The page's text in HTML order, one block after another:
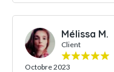
Mélissa M.
Client
Octobre 2023